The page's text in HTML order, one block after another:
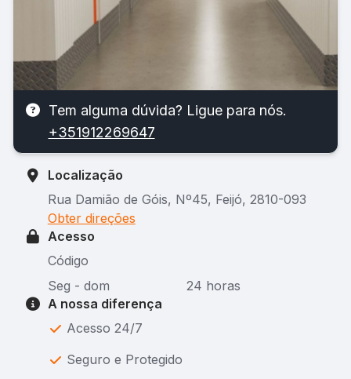
Tem alguma dúvida? Ligue para nós.
+351912269647
Localização
Rua Damião de Góis, Nº45, Feijó, 2810-093
Obter direções
Acesso
Código
Seg - dom
24 horas
A nossa diferença
Acesso 24/7
Seguro e Protegido